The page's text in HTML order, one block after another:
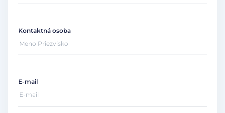
Kontaktná osoba
E-mail